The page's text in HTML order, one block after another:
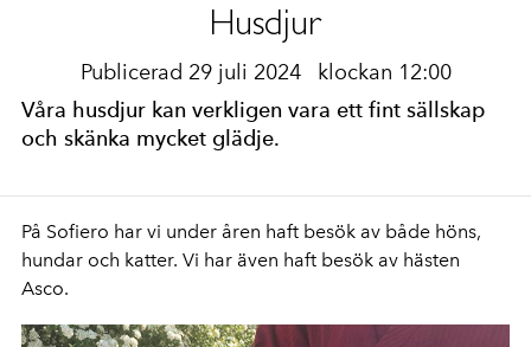
Husdjur
Publicerad 29 juli 2024 klockan 12:00
Våra husdjur kan verkligen vara ett fint sällskap
och skänka mycket glädje.
På Sofiero har vi under åren haft besök av både höns,
hundar och katter. Vi har även haft besök av hästen
Asco.